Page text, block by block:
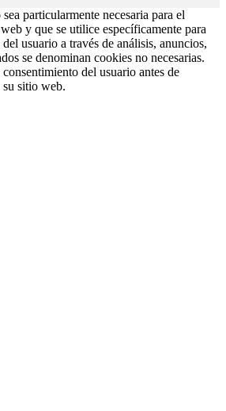
particularmente necesaria para el
y que se utilice específicamente para
usuario a través de análisis, anuncios,
se denominan cookies no necesarias.
del usuario antes de
su sitio web.